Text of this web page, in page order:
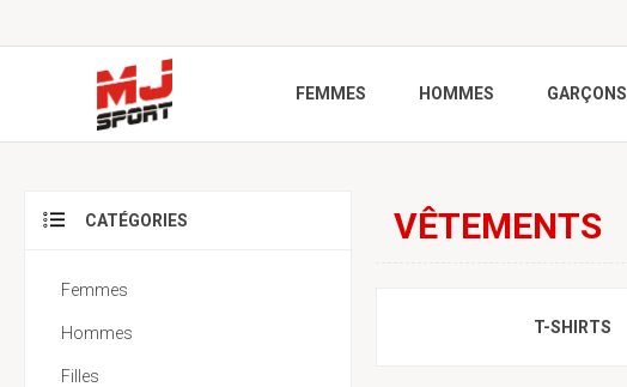
FEMMES HOMMES GARÇONS
VÊTEMENTS
T-SHIRTS
CATÉGORIES
Femmes
Hommes
Filles